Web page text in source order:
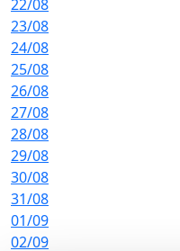
22/08
23/08
24/08
25/08
26/08
27/08
28/08
29/08
30/08
31/08
01/09
02/09